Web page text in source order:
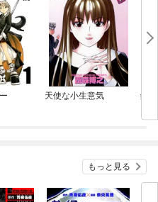
天使な小生意気 鋼
もっと見る